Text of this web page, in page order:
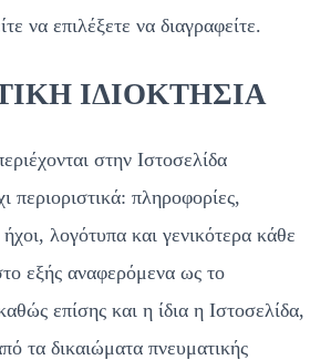
να επιλέξετε να διαγραφείτε.
ΙΔΙΟΚΤΗΣΙΑ
στην Ιστοσελίδα
περιοριστικά: πληροφορίες,
λογότυπα και γενικότερα κάθε
εξής αναφερόμενα ως το
επίσης και η ίδια η Ιστοσελίδα,
τα δικαιώματα πνευματικής